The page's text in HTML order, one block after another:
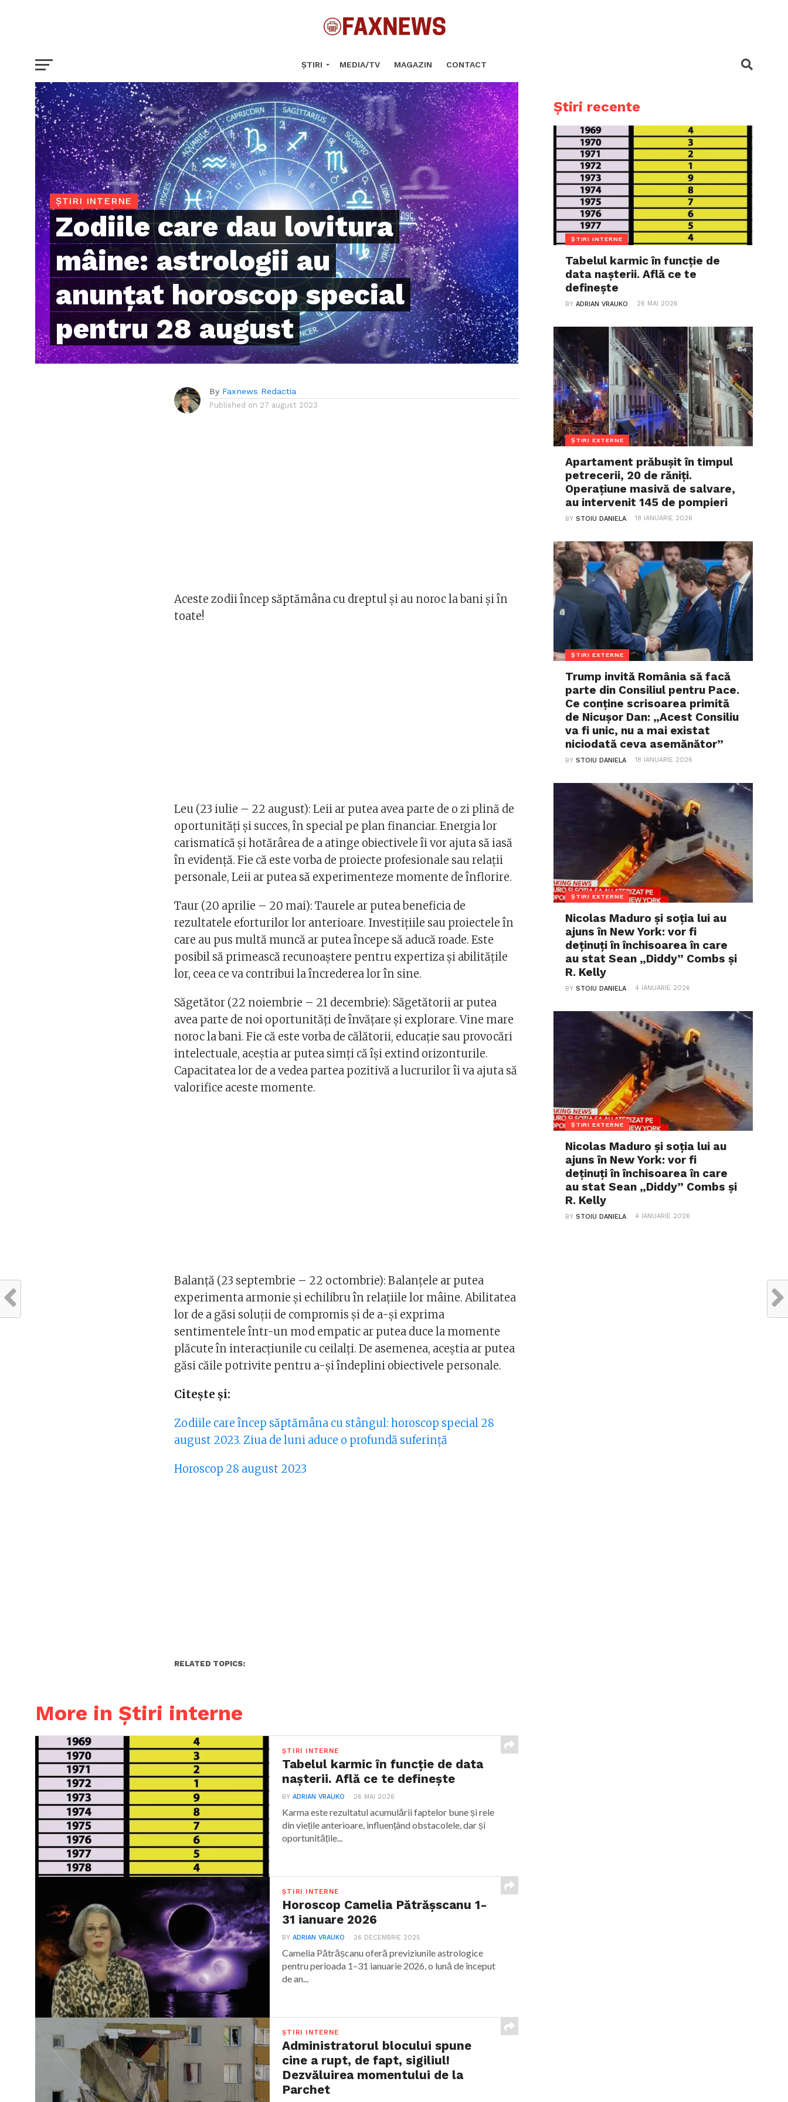
ȘTIRI MEDIA/TV MAGAZIN CONTACT
ȘTIRI INTERNE
Zodiile care dau lovitura
mâine: astrologii au
anunțat horoscop special
pentru 28 august
By Faxnews Redactia
Published on 27 august 2023
Aceste zodii încep săptămâna cu dreptul și au noroc la bani și în
toate!
Leu (23 iulie – 22 august): Leii ar putea avea parte de o zi plină de
oportunități și succes, în special pe plan financiar. Energia lor
carismatică și hotărârea de a atinge obiectivele îi vor ajuta să iasă
în evidență. Fie că este vorba de proiecte profesionale sau relații
personale, Leii ar putea să experimenteze momente de înflorire.
Taur (20 aprilie – 20 mai): Taurele ar putea beneficia de
rezultatele eforturilor lor anterioare. Investițiile sau proiectele în
care au pus multă muncă ar putea începe să aducă roade. Este
posibil să primească recunoaștere pentru expertiza și abilitățile
lor, ceea ce va contribui la încrederea lor în sine.
Săgetător (22 noiembrie – 21 decembrie): Săgetătorii ar putea
avea parte de noi oportunități de învățare și explorare. Vine mare
noroc la bani. Fie că este vorba de călătorii, educație sau provocări
intelectuale, aceștia ar putea simți că își extind orizonturile.
Capacitatea lor de a vedea partea pozitivă a lucrurilor îi va ajuta să
valorifice aceste momente.
Balanță (23 septembrie – 22 octombrie): Balanțele ar putea
experimenta armonie și echilibru în relațiile lor mâine. Abilitatea
lor de a găsi soluții de compromis și de a-și exprima
sentimentele într-un mod empatic ar putea duce la momente
plăcute în interacțiunile cu ceilalți. De asemenea, aceștia ar putea
găsi căile potrivite pentru a-și îndeplini obiectivele personale.
Citește și:
Zodiile care încep săptămâna cu stângul: horoscop special 28
august 2023. Ziua de luni aduce o profundă suferință
Horoscop 28 august 2023
RELATED TOPICS:
More in Știri interne
ȘTIRI INTERNE
Tabelul karmic în funcție de data
nașterii. Află ce te definește
BYADRIAN VRAUKO 26 MAI 2026
Karma este rezultatul acumulării faptelor bune și rele
din viețile anterioare, influențând obstacolele, dar și
oportunitățile...
ȘTIRI INTERNE
Horoscop Camelia Pătrășscanu 1-
31 ianuare 2026
BYADRIAN VRAUKO 26 DECEMBRIE 2025
Camelia Pătrășcanu oferă previziunile astrologice
pentru perioada 1–31 ianuarie 2026, o lună de început
de an...
ȘTIRI INTERNE
Administratorul blocului spune
cine a rupt, de fapt, sigiliul!
Dezvăluirea momentului de la
Parchet
Știri recente
ȘTIRI INTERNE
Tabelul karmic în funcție de
data nașterii. Află ce te
definește
BYADRIAN VRAUKO 26 MAI 2026
ȘTIRI EXTERNE
Apartament prăbușit în timpul
petrecerii, 20 de răniți.
Operațiune masivă de salvare,
au intervenit 145 de pompieri
BYSTOIU DANIELA 18 IANUARIE 2026
ȘTIRI EXTERNE
Trump invită România să facă
parte din Consiliul pentru Pace.
Ce conține scrisoarea primită
de Nicușor Dan: „Acest Consiliu
va fi unic, nu a mai existat
niciodată ceva asemănător”
BYSTOIU DANIELA 18 IANUARIE 2026
ȘTIRI EXTERNE
Nicolas Maduro și soția lui au
ajuns în New York: vor fi
deținuți în închisoarea în care
au stat Sean „Diddy” Combs și
R. Kelly
BYSTOIU DANIELA 4 IANUARIE 2026
ȘTIRI EXTERNE
Nicolas Maduro și soția lui au
ajuns în New York: vor fi
deținuți în închisoarea în care
au stat Sean „Diddy” Combs și
R. Kelly
BYSTOIU DANIELA 4 IANUARIE 2026